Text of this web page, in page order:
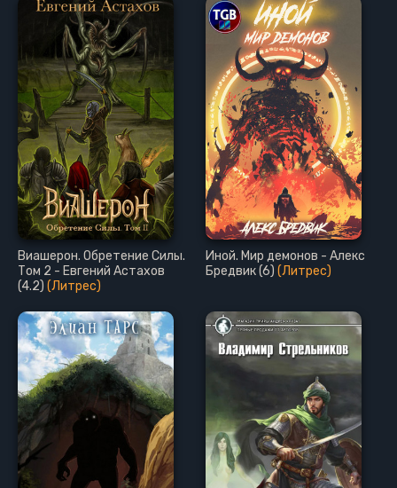
Виашерон. Обретение Силы.
Том 2 - Евгений Астахов
(4.2) (Литрес)
Иной. Мир демонов - Алекс
Бредвик (6) (Литрес)